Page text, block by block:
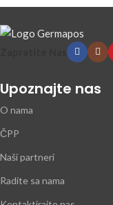
Upoznajte nas
O nama
ČPP
Naši partneri
Radite sa nama